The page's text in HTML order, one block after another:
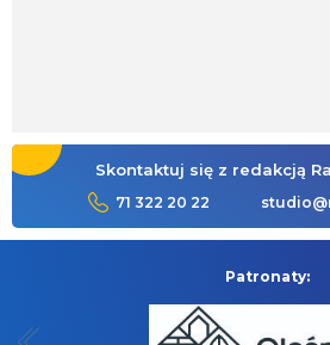
Skontaktuj się z redakcją
71 322 20 22
Patronaty: